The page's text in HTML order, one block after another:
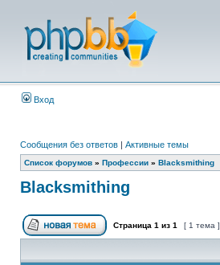
Вход
Сообщения без ответов | Активные темы
Список форумов » Профессии » Blacksmithing
Blacksmithing
Страница 1 из 1 [ 1 тема ]